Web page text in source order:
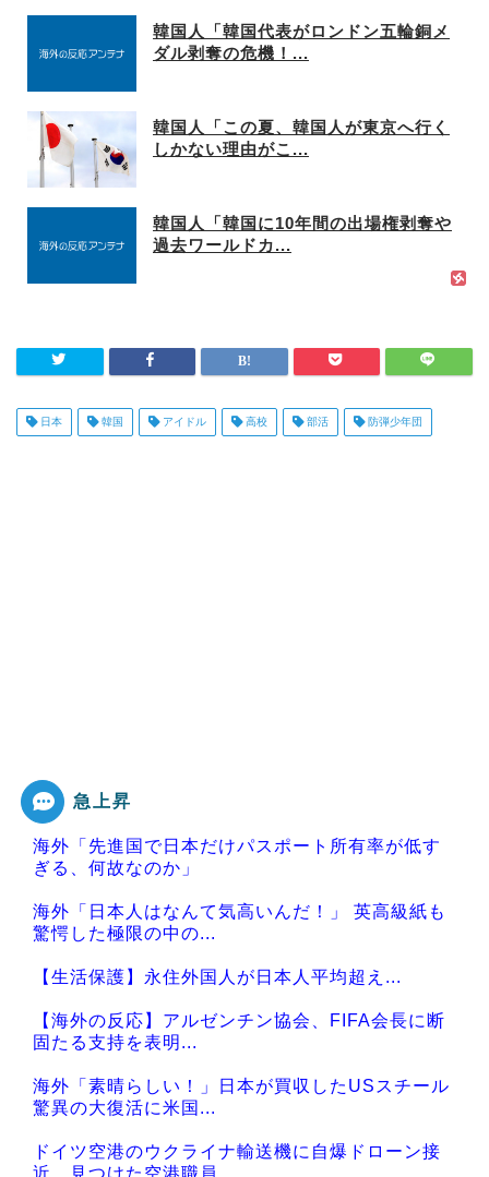
韓国人「韓国代表がロンドン五輪銅メ
ダル剥奪の危機！...
韓国人「この夏、韓国人が東京へ行く
しかない理由がこ...
韓国人「韓国に10年間の出場権剥奪や
過去ワールドカ...
日本 韓国 アイドル 高校 部活 防弾少年団
急上昇
海外「先進国で日本だけパスポート所有率が低す
ぎる、何故なのか」
海外「日本人はなんて気高いんだ！」 英高級紙も
驚愕した極限の中の...
【生活保護】永住外国人が日本人平均超え...
【海外の反応】アルゼンチン協会、FIFA会長に断
固たる支持を表明...
海外「素晴らしい！」日本が買収したUSスチール
驚異の大復活に米国...
ドイツ空港のウクライナ輸送機に自爆ドローン接